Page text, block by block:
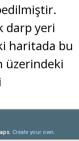
darp yeri
haritada bu
üzerindeki